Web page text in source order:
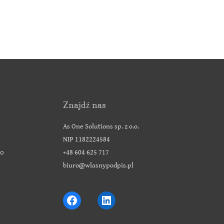
Znajdź nas
As One Solutions sp. z o.o.
NIP 1182224584
+48 604 625 717
biuro@wlasnypodpis.pl